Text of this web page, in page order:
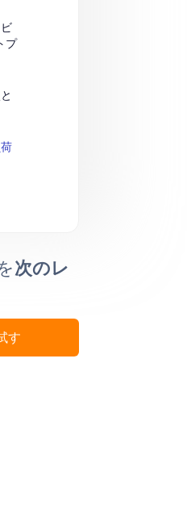
プ
次のレ
す